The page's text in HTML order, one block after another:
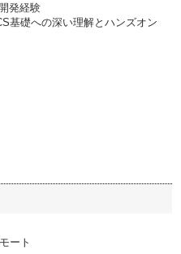
発経験
基礎への深い理解とハンズオン
ート